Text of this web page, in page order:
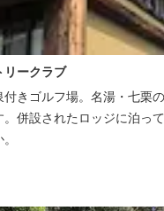
リークラブ
きゴルフ場。名湯・七栗
併設されたロッジに泊っ